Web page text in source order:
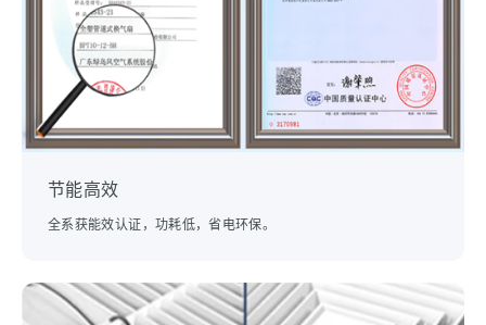
节能高效
全系获能效认证，功耗低，省电环保。